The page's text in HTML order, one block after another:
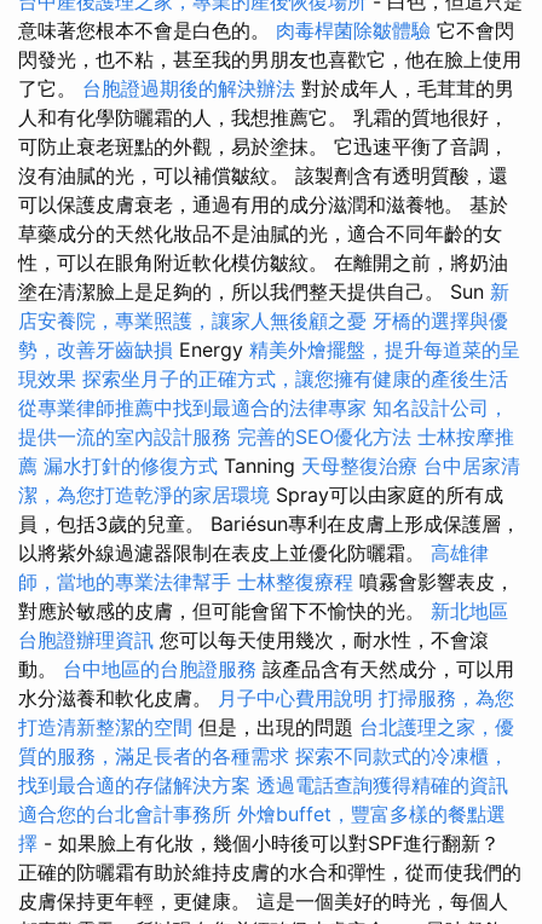
意味著您根本不會是白色的。 肉毒桿菌除皺體驗 它不會閃
閃發光，也不粘，甚至我的男朋友也喜歡它，他在臉上使用
了它。 台胞證過期後的解決辦法 對於成年人，毛茸茸的男
人和有化學防曬霜的人，我想推薦它。 乳霜的質地很好，
可防止衰老斑點的外觀，易於塗抹。 它迅速平衡了音調，
沒有油膩的光，可以補償皺紋。 該製劑含有透明質酸，還
可以保護皮膚衰老，通過有用的成分滋潤和滋養牠。 基於
草藥成分的天然化妝品不是油膩的光，適合不同年齡的女
性，可以在眼角附近軟化模仿皺紋。 在離開之前，將奶油
塗在清潔臉上是足夠的，所以我們整天提供自己。 Sun 新
店安養院，專業照護，讓家人無後顧之憂 牙橋的選擇與優
勢，改善牙齒缺損 Energy 精美外燴擺盤，提升每道菜的呈
現效果 探索坐月子的正確方式，讓您擁有健康的產後生活
從專業律師推薦中找到最適合的法律專家 知名設計公司，
提供一流的室內設計服務 完善的SEO優化方法 士林按摩推
薦 漏水打針的修復方式 Tanning 天母整復治療 台中居家清
潔，為您打造乾淨的家居環境 Spray可以由家庭的所有成
員，包括3歲的兒童。 Bariésun專利在皮膚上形成保護層，
以將紫外線過濾器限制在表皮上並優化防曬霜。 高雄律
師，當地的專業法律幫手 士林整復療程 噴霧會影響表皮，
對應於敏感的皮膚，但可能會留下不愉快的光。 新北地區
台胞證辦理資訊 您可以每天使用幾次，耐水性，不會滾
動。 台中地區的台胞證服務 該產品含有天然成分，可以用
水分滋養和軟化皮膚。
月子中心費用說明 打掃服務，為您
打造清新整潔的空間 但是，出現的問題 台北護理之家，優
質的服務，滿足長者的各種需求 探索不同款式的冷凍櫃，
找到最合適的存儲解決方案 透過電話查詢獲得精確的資訊
適合您的台北會計事務所 外燴buffet，豐富多樣的餐點選
擇 - 如果臉上有化妝，幾個小時後可以對SPF進行翻新？
正確的防曬霜有助於維持皮膚的水合和彈性，從而使我們的
皮膚保持更年輕，更健康。 這是一個美好的時光，每個人